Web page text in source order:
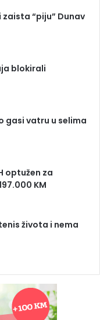
“piju” Dunav
blokirali
gasi vatru u selima
optužen za
KM
života i nema